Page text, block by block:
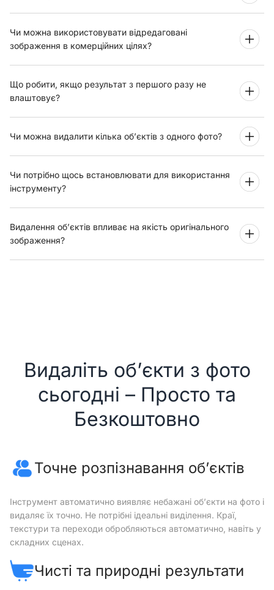
Чи можна використовувати відредаговані
зображення в комерційних цілях?
Що робити, якщо результат з першого разу не
влаштовує?
Чи можна видалити кілька об’єктів з одного фото?
Чи потрібно щось встановлювати для використання
інструменту?
Видалення об’єктів впливає на якість оригінального
зображення?
Видаліть об’єкти з фото
сьогодні – Просто та
Безкоштовно
Точне розпізнавання об’єктів
Інструмент автоматично виявляє небажані об’єкти на фото і
видаляє їх точно. Не потрібні ідеальні виділення. Краї,
текстури та переходи обробляються автоматично, навіть у
складних сценах.
Чисті та природні результати